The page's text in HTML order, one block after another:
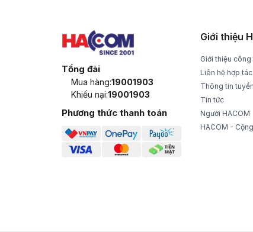
Tổng đài
Mua hàng:19001903
Khiếu nại:19001903
Phương thức thanh toán
Giới thiệu
Giới thiệu công
Liên hệ hợp
Thông tin
Tin tức
Người HACOM
HACOM -